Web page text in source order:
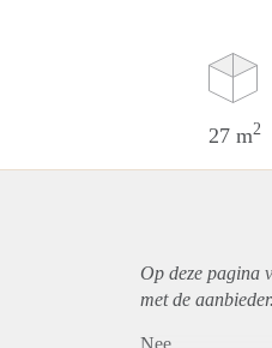
27 m2
Op deze pagina
met de aanbieder.
Nee